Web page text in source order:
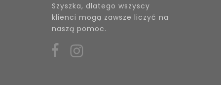
Szyszka, dlatego wszyscy
klienci mogą zawsze liczyć na
naszą pomoc.